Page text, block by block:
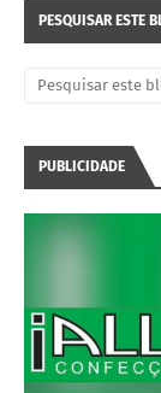
PESQUISAR ESTE
PUBLICIDADE